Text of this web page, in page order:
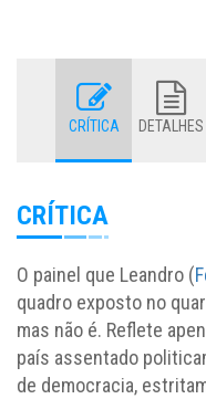
CRÍTICA DETALHES
CRÍTICA
O painel que Leandro (
quadro exposto no
mas não é. Reflete
país assentado
de democracia,